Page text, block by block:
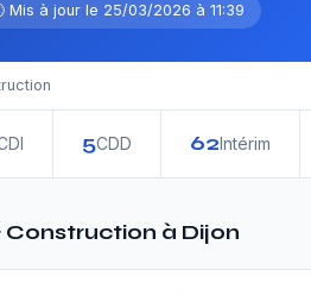
Mis à jour le 25/03/2026 à 11:39
5CDD 62Intérim
Construction à Dijon